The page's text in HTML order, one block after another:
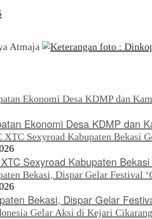
Ekonomi Desa KDMP dan
Sexyroad Kabupaten
Bekasi, Dispar Gelar